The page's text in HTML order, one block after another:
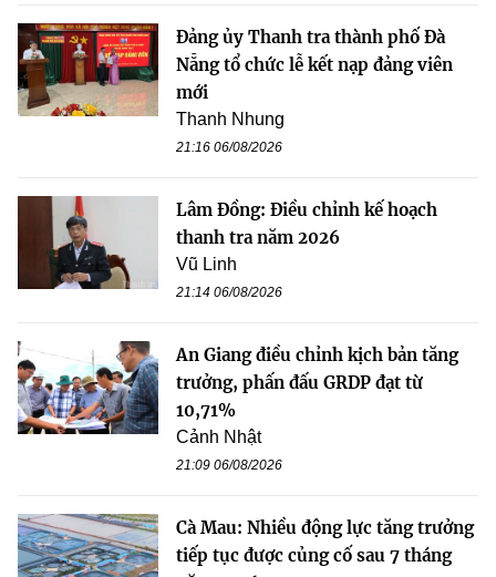
Đảng ủy Thanh tra thành phố Đà
Nẵng tổ chức lễ kết nạp đảng viên
mới
Thanh Nhung
21:16 06/08/2026
Lâm Đồng: Điều chỉnh kế hoạch
thanh tra năm 2026
Vũ Linh
21:14 06/08/2026
An Giang điều chỉnh kịch bản tăng
trưởng, phấn đấu GRDP đạt từ
10,71%
Cảnh Nhật
21:09 06/08/2026
Cà Mau: Nhiều động lực tăng trưởng
tiếp tục được củng cố sau 7 tháng